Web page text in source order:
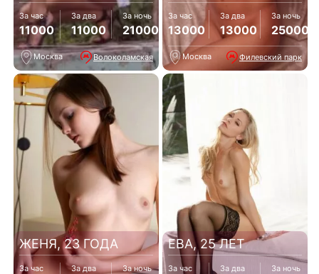
За час
11000
За два
11000
За ночь
21000
Москва Волоколамская
За час
13000
За два
13000
За ночь
25000
Москва Филевский парк
ЖЕНЯ, 23 ГОДА
За час За два За ночь
ЕВА, 25 ЛЕТ
За час За два За ночь